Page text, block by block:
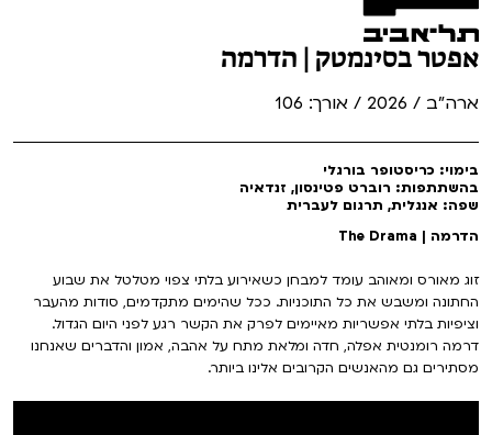
אפטר בסינמטק | הדרמה
ארה"ב / 2026 / אורך: 106
בימוי: כריסטופר בורגלי
בהשתתפות: רוברט פטינסון, זנדאיה
שפה: אנגלית, תרגום לעברית
הדרמה | The Drama
זוג מאורס ומאוהב עומד למבחן כשאירוע בלתי צפוי מטלטל את שבוע
החתונה ומשבש את כל התוכניות. ככל שהימים מתקדמים, סודות מהעבר
וציפיות בלתי אפשריות מאיימים לפרק את הקשר רגע לפני היום הגדול.
דרמה רומנטית אפלה, חדה ומלאת מתח על אהבה, אמון והדברים שאנחנו
מסתירים גם מהאנשים הקרובים אלינו ביותר.